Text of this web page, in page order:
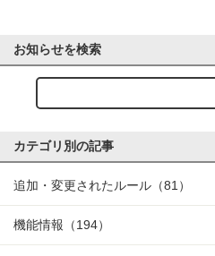
お知らせを検索
カテゴリ別の記事
追加・変更されたルール （81）
機能情報 （194）